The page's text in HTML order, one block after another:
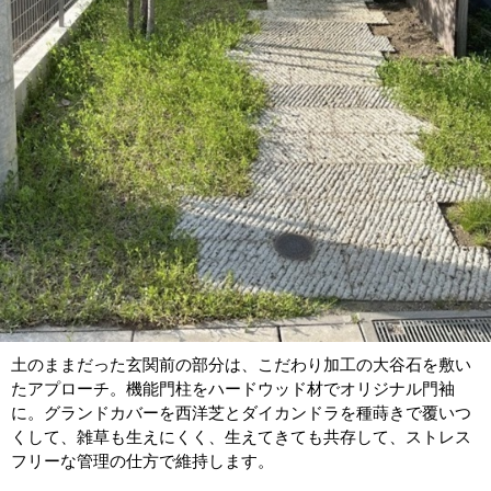
土のままだった玄関前の部分は、こだわり加工の大谷石を敷い
たアプローチ。機能門柱をハードウッド材でオリジナル門袖
に。グランドカバーを西洋芝とダイカンドラを種蒔きで覆いつ
くして、雑草も生えにくく、生えてきても共存して、ストレス
フリーな管理の仕方で維持します。